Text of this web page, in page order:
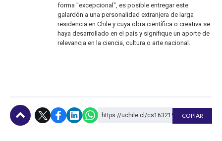
forma "excepcional", es posible entregar este
galardón a una personalidad extranjera de larga
residencia en Chile y cuya obra científica o creativa se
haya desarrollado en el país y signifique un aporte de
relevancia en la ciencia, cultura o arte nacional.
https://uchile.cl/cs163219 COPIAR